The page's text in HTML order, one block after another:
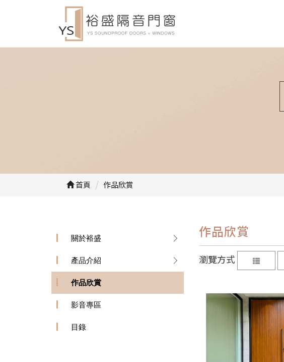
首頁 作品欣賞
關於裕盛
產品介紹
作品欣賞
影音專區
目錄
作品欣賞
瀏覽方式